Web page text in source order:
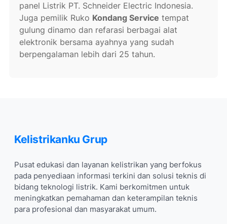
panel Listrik PT. Schneider Electric Indonesia.
Juga pemilik Ruko Kondang Service tempat
gulung dinamo dan refarasi berbagai alat
elektronik bersama ayahnya yang sudah
berpengalaman lebih dari 25 tahun.
Kelistrikanku Grup
Pusat edukasi dan layanan kelistrikan yang berfokus
pada penyediaan informasi terkini dan solusi teknis di
bidang teknologi listrik. Kami berkomitmen untuk
meningkatkan pemahaman dan keterampilan teknis
para profesional dan masyarakat umum.